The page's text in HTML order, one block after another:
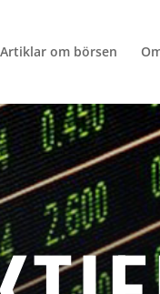
Artiklar om börsen